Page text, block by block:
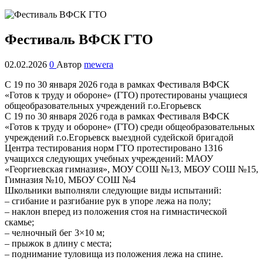
Фестиваль ВФСК ГТО
02.02.2026 0 Автор mewera
С 19 по 30 января 2026 года в рамках Фестиваля ВФСК
«Готов к труду и обороне» (ГТО) протестированы учащиеся
общеобразовательных учреждений г.о.Егорьевск
С 19 по 30 января 2026 года в рамках Фестиваля ВФСК
«Готов к труду и обороне» (ГТО) среди общеобразовательных
учреждений г.о.Егорьевск выездной судейской бригадой
Центра тестирования норм ГТО протестировано 1316
учащихся следующих учебных учреждений: МАОУ
«Георгиевская гимназия», МОУ СОШ №13, МБОУ СОШ №15,
Гимназия №10, МБОУ СОШ №4
Школьники выполняли следующие виды испытаний:
– сгибание и разгибание рук в упоре лежа на полу;
– наклон вперед из положения стоя на гимнастической
скамье;
– челночный бег 3×10 м;
– прыжок в длину с места;
– поднимание туловища из положения лежа на спине.